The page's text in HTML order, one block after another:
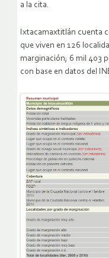
a la cita.
Ixtacamaxtitlán cuenta
que viven en 126
marginación; 6 mil 403
con base en datos del